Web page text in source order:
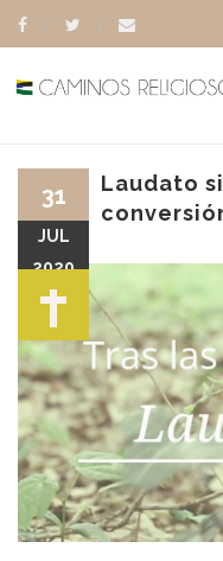
Laudato
31
JUL
2020